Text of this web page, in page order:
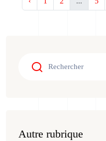
Autre rubrique